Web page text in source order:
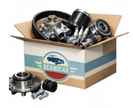
LISTE
D’ENVIE